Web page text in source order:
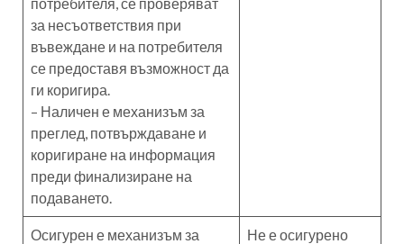
за несъответствия при
въвеждане и на потребителя
се предоставя възможност да
ги коригира.
– Наличен е механизъм за
преглед, потвърждаване и
коригиране на информация
преди финализиране на
подаването.
Осигурен е механизъм за
Не е осигурено